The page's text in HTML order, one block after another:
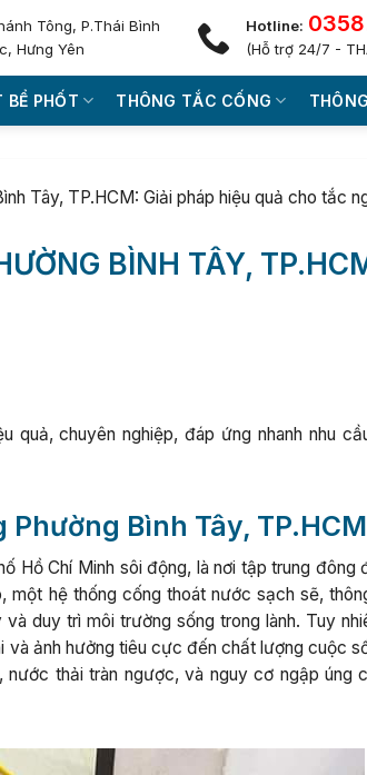
Tông, P.Thái Bình
Hưng Yên
Hotline:
(Hỗ trợ 24/7 -
BỂ PHỐT THÔNG TẮC CỐNG
Tây, TP.HCM: Giải pháp hiệu quả cho tắc
BÌNH TÂY,
quả, chuyên nghiệp, đáp ứng nhanh nhu
Bình Tây, TP.HCM
Hồ Chí Minh sôi động, là nơi tập trung
một hệ thống cống thoát nước sạch sẽ,
duy trì môi trường sống trong lành. Tuy
và ảnh hưởng tiêu cực đến chất lượng cuộc
thải tràn ngược, và nguy cơ ngập úng